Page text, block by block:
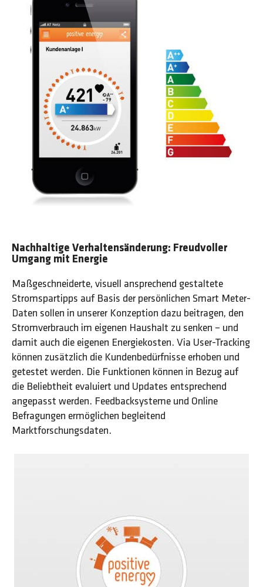
Nachhaltige Verhaltensänderung: Freudvoller
Umgang mit Energie
Maßgeschneiderte, visuell ansprechend gestaltete
Stromspartipps auf Basis der persönlichen Smart Meter-
Daten sollen in unserer Konzeption dazu beitragen, den
Stromverbrauch im eigenen Haushalt zu senken – und
damit auch die eigenen Energiekosten. Via User-Tracking
können zusätzlich die Kundenbedürfnisse erhoben und
getestet werden. Die Funktionen können in Bezug auf
die Beliebtheit evaluiert und Updates entsprechend
angepasst werden. Feedbacksysteme und Online
Befragungen ermöglichen begleitend
Marktforschungsdaten.